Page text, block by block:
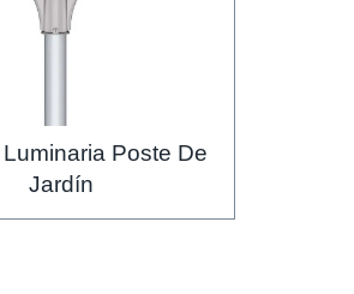
Poste De
Jardín